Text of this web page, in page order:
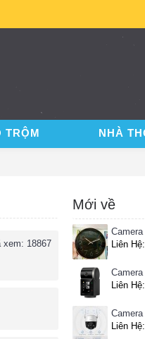
TRỘM NHÀ
Mới về
Liên
Liên
Liên
xem: 18867